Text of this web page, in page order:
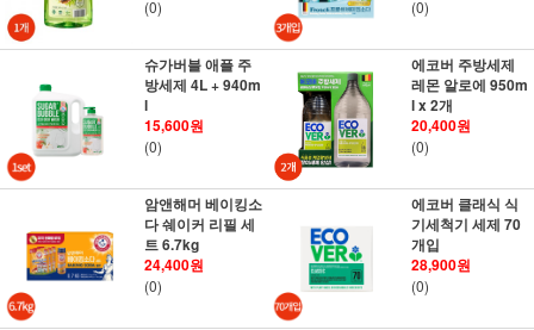
(0) (0)
슈가버블 애플 주
방세제 4L + 940m
l
15,600원
(0)
에코버 주방세제
레몬 알로에 950m
l x 2개
20,400원
(0)
암앤해머 베이킹소
다 쉐이커 리필 세
트 6.7kg
24,400원
(0)
에코버 클래식 식
기세척기 세제 70
개입
28,900원
(0)